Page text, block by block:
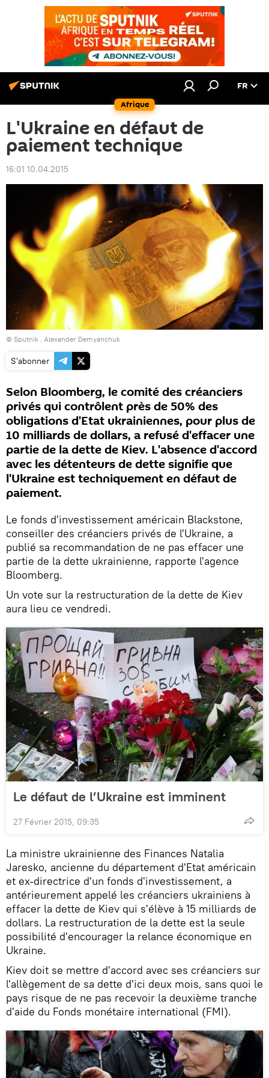
Afrique
FR
L'Ukraine en défaut de
paiement technique
16:01 10.04.2015
© Sputnik . Alexander Demyanchuk
S'abonner
Selon Bloomberg, le comité des créanciers
privés qui contrôlent près de 50% des
obligations d'Etat ukrainiennes, pour plus de
10 milliards de dollars, a refusé d'effacer une
partie de la dette de Kiev. L'absence d'accord
avec les détenteurs de dette signifie que
l'Ukraine est techniquement en défaut de
paiement.
Le fonds d'investissement américain Blackstone,
conseiller des créanciers privés de l'Ukraine, a
publié sa recommandation de ne pas effacer une
partie de la dette ukrainienne, rapporte l'agence
Bloomberg.
Un vote sur la restructuration de la dette de Kiev
aura lieu ce vendredi.
Le défaut de l’Ukraine est imminent
27 Février 2015, 09:35
La ministre ukrainienne des Finances Natalia
Jaresko, ancienne du département d'Etat américain
et ex-directrice d'un fonds d'investissement, a
antérieurement appelé les créanciers ukrainiens à
effacer la dette de Kiev qui s'élève à 15 milliards de
dollars. La restructuration de la dette est la seule
possibilité d'encourager la relance économique en
Ukraine.
Kiev doit se mettre d'accord avec ses créanciers sur
l'allègement de sa dette d'ici deux mois, sans quoi le
pays risque de ne pas recevoir la deuxième tranche
d'aide du Fonds monétaire international (FMI).